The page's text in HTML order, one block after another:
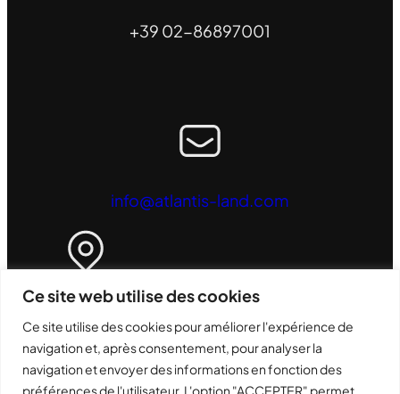
Ce site web utilise des cookies
Ce site utilise des cookies pour améliorer l'expérience de
navigation et, après consentement, pour analyser la
navigation et envoyer des informations en fonction des
préférences de l'utilisateur. L'option "ACCEPTER" permet
+39 02-86897001
info@atlantis-land.com
Quartier général opérationnel
ATL S.r.l. - Via Camillo Chiesa, 21
20005 - Pogliano Milanese (MI) - Italie